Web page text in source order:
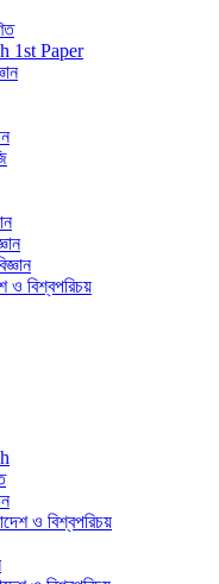
1st Paper
ও বিশ্বপরিচয়
ও বিশ্বপরিচয়